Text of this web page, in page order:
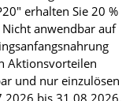
erhalten Sie 20 %
anwendbar auf
Aktionsvorteilen
und nur einzulösen